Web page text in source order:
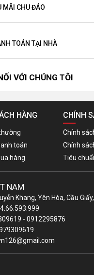
MÃI CHU ĐÁO
TOÁN TẠI NHÀ
VỚI CHÚNG TÔI
HÀNG
toán
hàng
CHÍNH
Chính
Chính
Tiêu
NAM
Khang, Yên Hòa, Cầu Giấy,
- 0912295876